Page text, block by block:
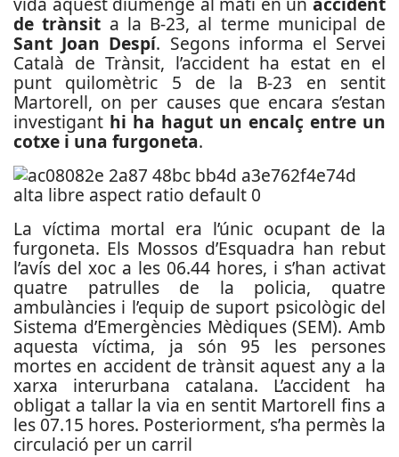
de trànsit a la B-23, al terme municipal de
Sant Joan Despí. Segons informa el Servei
Català de Trànsit, l’accident ha estat en el
punt quilomètric 5 de la B-23 en sentit
Martorell, on per causes que encara s’estan
investigant hi ha hagut un encalç entre un
cotxe i una furgoneta.
La víctima mortal era l’únic ocupant de la
furgoneta. Els Mossos d’Esquadra han rebut
l’avís del xoc a les 06.44 hores, i s’han activat
quatre patrulles de la policia, quatre
ambulàncies i l’equip de suport psicològic del
Sistema d’Emergències Mèdiques (SEM). Amb
aquesta víctima, ja són 95 les persones
mortes en accident de trànsit aquest any a la
xarxa interurbana catalana. L’accident ha
obligat a tallar la via en sentit Martorell fins a
les 07.15 hores. Posteriorment, s’ha permès la
circulació per un carril